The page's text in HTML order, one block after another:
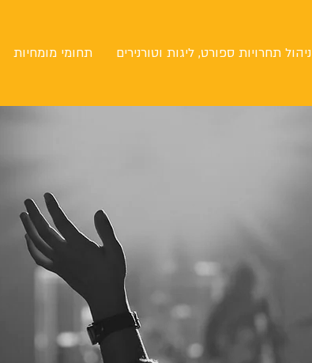
ניהול תחרויות ספורט, ליגות וטורנירים תחומי מומחיות